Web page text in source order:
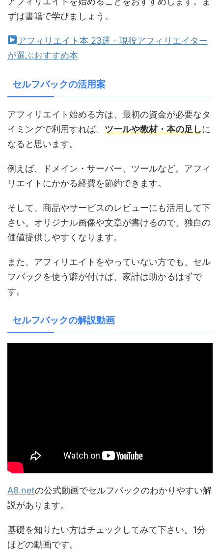
ずは書籍で学びましょう。
アフィリエイト本 23選 - 現役アフィリエイター
が選ぶおすすめ本
セルフバックの活用案
アフィリエイト始める方は、最初の資金が必要なタ
イミングで利用すれば、 ツールや教材・本の足しに
なると思います。
例えば、ドメイン・サーバー、ツールなど。アフィ
リエイトにかかる経費を節約できます。
そして、商品やサービスのレビューにも活用して下
さい。オリジナル画像や文章が書けるので、独自の
価値提供しやすくなります。
また、アフィリエイトをやっていない方でも、セル
フバックを使う癖が付けば、家計は助かるはずで
す。
セルフバックの解説動画
A8.netの公式動画でセルフバックのわかりやすい解
説があります。
基礎を知りたい方はチェックしてみて下さい。1分
ほどの動画です。